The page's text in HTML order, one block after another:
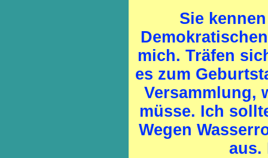
Sie
mich. Träfen
es zum
Versammlung,
müsse. Ich
Wegen
aus.